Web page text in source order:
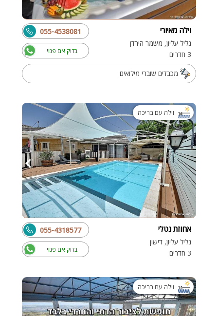
וילה מאיורי
גליל עליון, משמר הירדן
3 חדרים
בדוק אם פנוי
055-4538081
מכבדים שוברי מילואים
וילה עם בריכה
אחוזת נטלי
גליל עליון, דישון
3 חדרים
בדוק אם פנוי
055-4318577
וילה עם בריכה